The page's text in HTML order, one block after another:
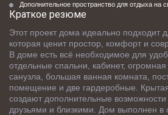
Дополнительное пространство для отдыха на
Краткое резюме
Этот проект дома идеально подходит
которая ценит простор, комфорт и
В доме есть всё необходимое для
отдельные спальни, кабинет, огромная
санузла, большая ванная комната,
помещение и две гардеробные.
создают дополнительные
друзьями и близкими. Дом выполнен в